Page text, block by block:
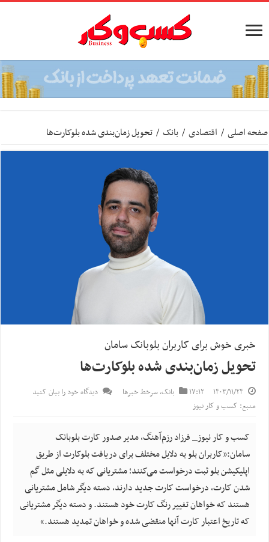
صفحه اصلی / اقتصادی / بانک / تحویل زمان‌بندی شده بلوکارت‌ها
خبری خوش برای کاربران بلوبانک سامان
تحویل زمان‌بندی شده بلوکارت‌ها
۱۴۰۳/۱۱/۲۴ ۱۷:۱۲ بانک,سرخط خبرها
دیدگاه خود را بیان کنید
منبع: کسب و کار نیوز
کسب و کار نیوز_ فرزاد رزم‌آهنگ، مدیر صدور کارت بلوبانک
سامان:«کاربران بلو به دلایل مختلف برای دریافت بلوکارت از طریق
اپلیکیشن بلو ثبت درخواست می‌کنند؛ مشتریانی که به دلایلی مثل گم
شدن کارت، درخواست کارت جدید دارند، دسته دیگر شامل مشتریانی
هستند که خواهان تغییر رنگ کارت خود هستند. و دسته دیگر مشتریانی
که تاریخ اعتبار کارت آنها منقضی شده و خواهان تمدید هستند.»